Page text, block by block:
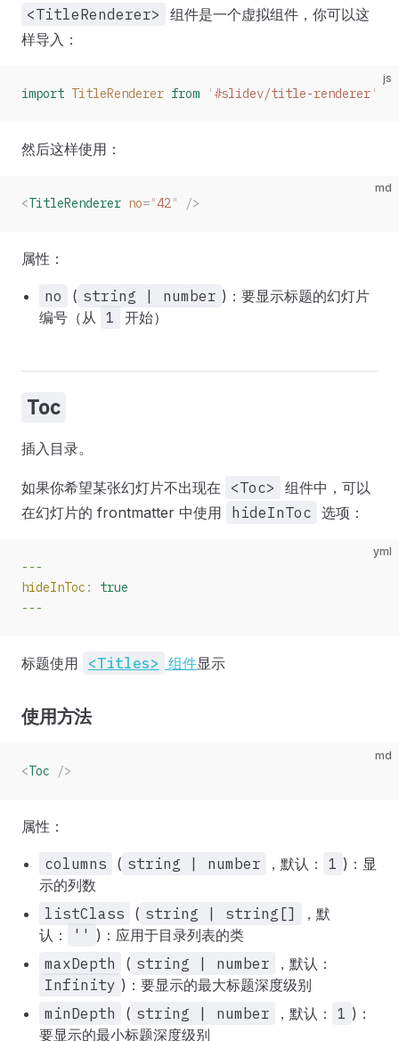
<TitleRenderer>
组件是一个虚拟组件，你可以这
样导入：
js
import TitleRenderer from ' #slidev/title-renderer '
然后这样使用：
md
<TitleRenderer no="42" />
属性：
no ( string | number )：要显示标题的幻灯片
编号（从 1 开始）
Toc
插入目录。
如果你希望某张幻灯片不出现在 <Toc>
组件中，可以
在幻灯片的 frontmatter 中使用
hideInToc 选项：
yml
---
hideInToc :
true
---
标题使用 <Titles> 组件显示
使用方法
md
<Toc />
属性：
columns ( string | number ，默认： 1 )：显
示的列数
listClass
( string | string[]
，默
认：
'' )：应用于目录列表的类
maxDepth
( string | number
，默认：
Infinity )：要显示的最大标题深度级别
minDepth
( string | number ，默认： 1 )：
要显示的最小标题深度级别